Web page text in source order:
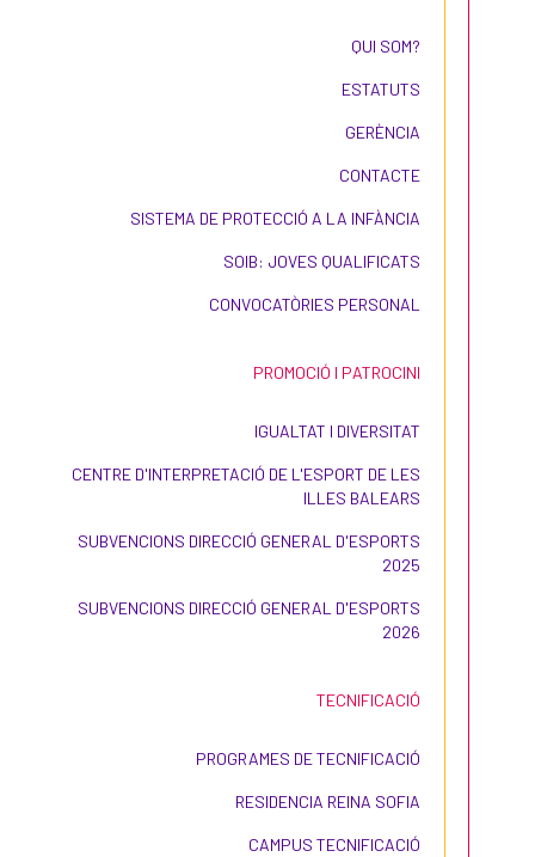
QUI SOM?
ESTATUTS
GERÈNCIA
CONTACTE
SISTEMA DE PROTECCIÓ A LA INFÀNCIA
SOIB: JOVES QUALIFICATS
CONVOCATÒRIES PERSONAL
PROMOCIÓ I PATROCINI
IGUALTAT I DIVERSITAT
CENTRE D'INTERPRETACIÓ DE L'ESPORT DE LES
ILLES BALEARS
SUBVENCIONS DIRECCIÓ GENERAL D'ESPORTS
2025
SUBVENCIONS DIRECCIÓ GENERAL D'ESPORTS
2026
TECNIFICACIÓ
PROGRAMES DE TECNIFICACIÓ
RESIDENCIA REINA SOFIA
CAMPUS TECNIFICACIÓ